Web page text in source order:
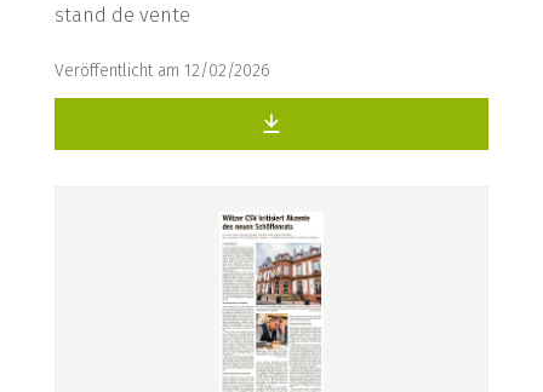
stand de vente
Veröffentlicht am 12/02/2026